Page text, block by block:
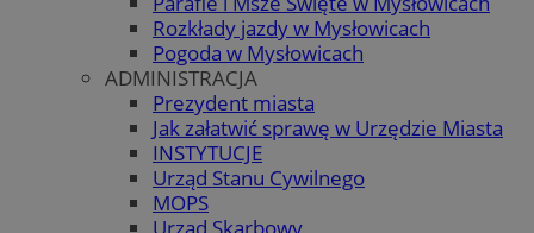
Rozkłady jazdy w Mysłowicach
Pogoda w Mysłowicach
ADMINISTRACJA
Prezydent miasta
Jak załatwić sprawę w Urzędzie Miasta
INSTYTUCJE
Urząd Stanu Cywilnego
MOPS